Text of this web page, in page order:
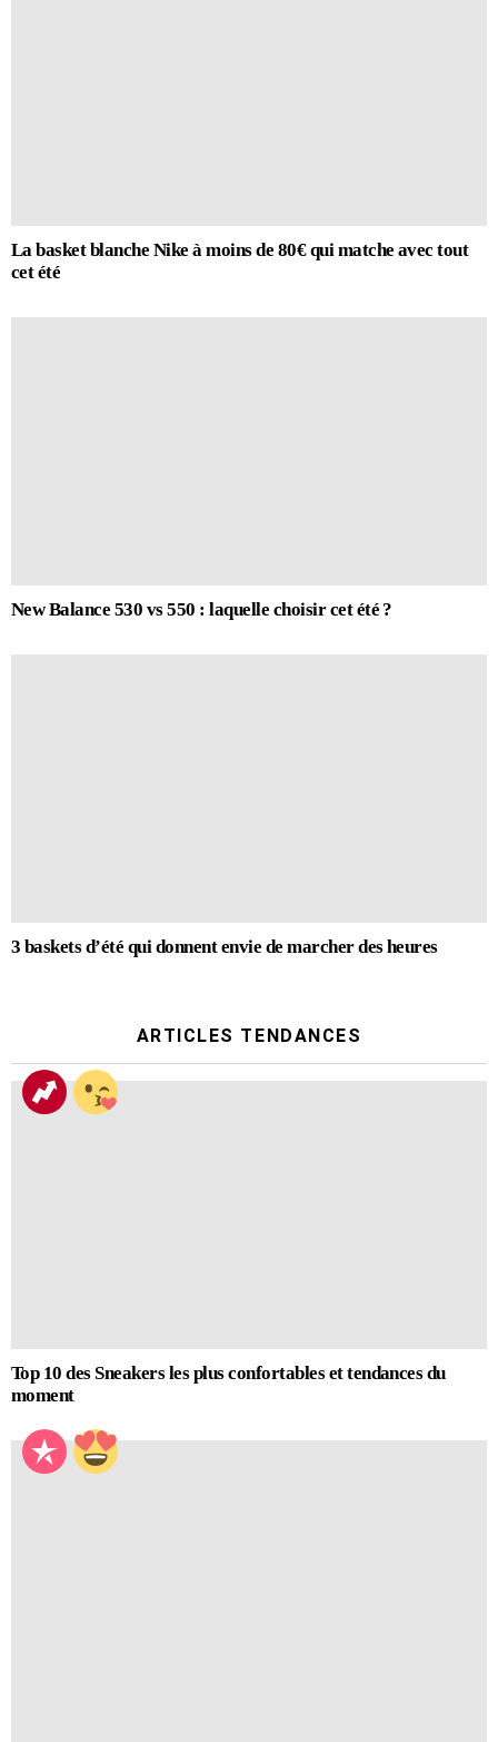
La basket blanche Nike à moins de 80€ qui matche avec tout
cet été
New Balance 530 vs 550 : laquelle choisir cet été ?
3 baskets d’été qui donnent envie de marcher des heures
ARTICLES TENDANCES
Top 10 des Sneakers les plus confortables et tendances du
moment